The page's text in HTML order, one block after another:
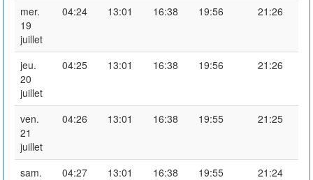
mer.
19
juillet
04:24 13:01 16:38 19:56 21:26
jeu.
20
juillet
04:25 13:01 16:38 19:56 21:26
ven.
21
juillet
04:26 13:01 16:38 19:55 21:25
sam.
04:27 13:01 16:38 19:55 21:24